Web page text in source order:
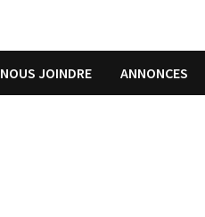
NOUS JOINDRE ANNONCES